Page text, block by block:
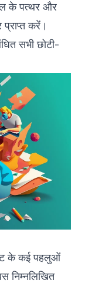
के पत्थर और
प्राप्त करें।
सभी छोटी-
के कई पहलुओं
निम्नलिखित